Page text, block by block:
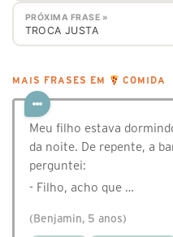
PRÓXIMA FRASE »
TROCA JUSTA
MAIS FRASES EM COMIDA
Meu filho estava
da noite. De repente, a
perguntei:
- Filho, acho que …
(Benjamin, 5 anos)